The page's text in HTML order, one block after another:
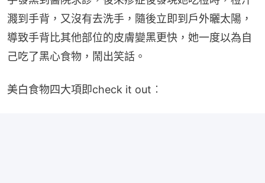
濺到手背，又沒有去洗手，隨後立即到戶外曬太陽，
導致手背比其他部位的皮膚變黑更快，她一度以為自
己吃了黑心食物，鬧出笑話。
美白食物四大項即check it out︰